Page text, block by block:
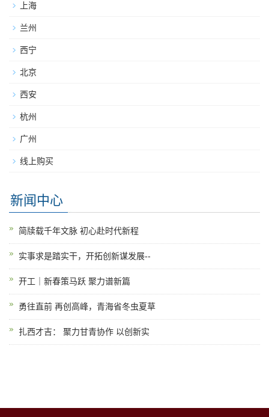
上海
兰州
西宁
北京
西安
杭州
广州
线上购买
新闻中心
简牍载千年文脉 初心赴时代新程
实事求是踏实干，开拓创新谋发展--
开工｜新春策马跃 聚力谱新篇
勇往直前 再创高峰，青海省冬虫夏草
扎西才吉： 聚力甘青协作 以创新实